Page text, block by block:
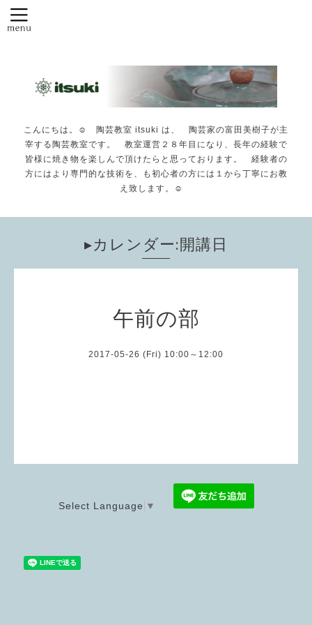
こんにちは。☺️ 陶芸教室 itsuki は、 陶芸家の富田美樹子が主
宰する陶芸教室です。 教室運営２８年目になり、長年の経験で
皆様に焼き物を楽しんで頂けたらと思っております。 経験者の
方にはより専門的な技術を、も初心者の方には１から丁寧にお教
え致します。☺️
▸カレンダー:開講日
午前の部
2017-05-26 (Fri) 10:00～12:00
Select Language ▼